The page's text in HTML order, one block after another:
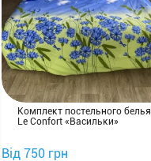
Комплект постельного белья
Le Confort «Васильки»
Від 750 грн